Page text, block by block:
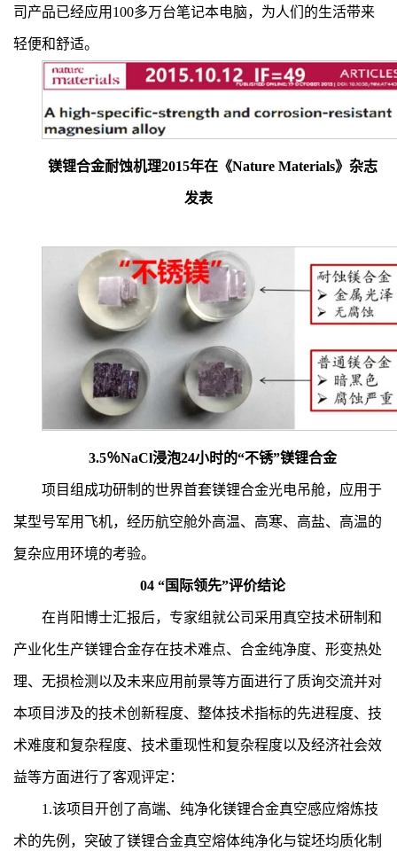
司产品已经应用100多万台笔记本电脑，为人们的生活带来
轻便和舒适。
镁锂合金耐蚀机理2015年在《Nature Materials》杂志
发表
3.5％NaCl浸泡24小时的“不锈”镁锂合金
项目组成功研制的世界首套镁锂合金光电吊舱，应用于
某型号军用飞机，经历航空舱外高温、高寒、高盐、高温的
复杂应用环境的考验。
04 “国际领先”评价结论
在肖阳博士汇报后，专家组就公司采用真空技术研制和
产业化生产镁锂合金存在技术难点、合金纯净度、形变热处
理、无损检测以及未来应用前景等方面进行了质询交流并对
本项目涉及的技术创新程度、整体技术指标的先进程度、技
术难度和复杂程度、技术重现性和复杂程度以及经济社会效
益等方面进行了客观评定：
1.该项目开创了高端、纯净化镁锂合金真空感应熔炼技
术的先例，突破了镁锂合金真空熔体纯净化与锭坯均质化制